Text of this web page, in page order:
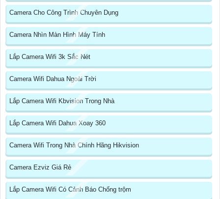
Camera Cho Công Trình Chuyên Dụng
Camera Nhìn Màn Hình Máy Tính
Lắp Camera Wifi 3k Sắc Nét
Camera Wifi Dahua Ngoài Trời
Lắp Camera Wifi Kbvision Trong Nhà
Lắp Camera Wifi Dahua Xoay 360
Camera Wifi Trong Nhà Chính Hãng Hikvision
Camera Ezviz Giá Rẻ
Lắp Camera Wifi Có Cảnh Báo Chống trộm